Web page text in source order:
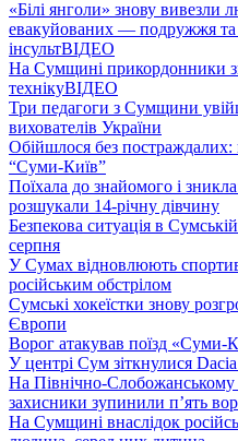
«Білі янголи» знову вивезли
евакуйованих — подружжя та
інсультВІДЕО
На Сумщині прикордонники
технікуВІДЕО
Три педагоги з Сумщини
вихователів України
Обійшлося без
“Суми-Київ”
Поїхала до знайомого і
розшукали 14-річну дівчину
Безпекова ситуація в
серпня
У Сумах відновлюють
російським обстрілом
Сумські хокеїстки знову
Європи
Ворог атакував поїзд «Суми-
У центрі Сум зіткнулися
На Північно-Слобожанському
захисники зупинили п’ять
На Сумщині внаслідок